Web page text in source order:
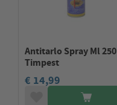
Antitarlo Spray Ml 250
Timpest
€ 14,99